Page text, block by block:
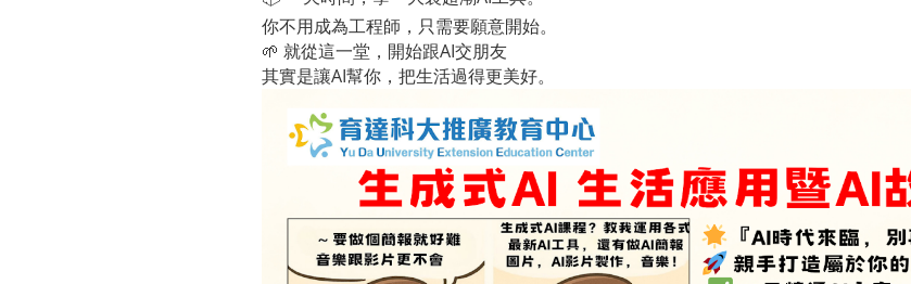
你不用成為工程師，只需要願意開始。
🌱 就從這一堂，開始跟AI交朋友
其實是讓AI幫你，把生活過得更美好。